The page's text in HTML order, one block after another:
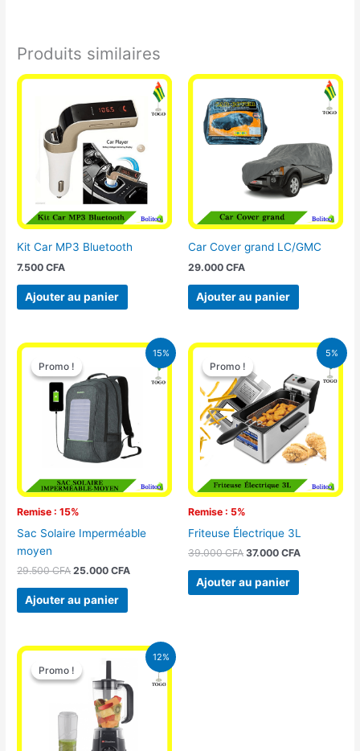
Produits similaires
Kit Car MP3 Bluetooth
7.500CFA
Ajouter au panier
Car Cover grand LC/GMC
29.000 CFA
Ajouter au panier
15%
Promo !
Remise : 15%
Promo !
Sac Solaire Imperméable
moyen
29.500CFA
Le
prix
initial
était :
29.500 CFA.
25.000CFA
Le
prix
actuel
Ajouter au panier
5%
Promo !
Remise : 5%
Promo !
Friteuse Électrique 3L
39.000CFA
Le
initial
était :
39.000 CFA.
37.000 CFA
Le
prix
actuel
est :
37.000 CFA.
Ajouter au panier
12%
Promo !
Promo !
Le
prix
initial
était :
25.000 CFA.
Le
prix
actuel
est :